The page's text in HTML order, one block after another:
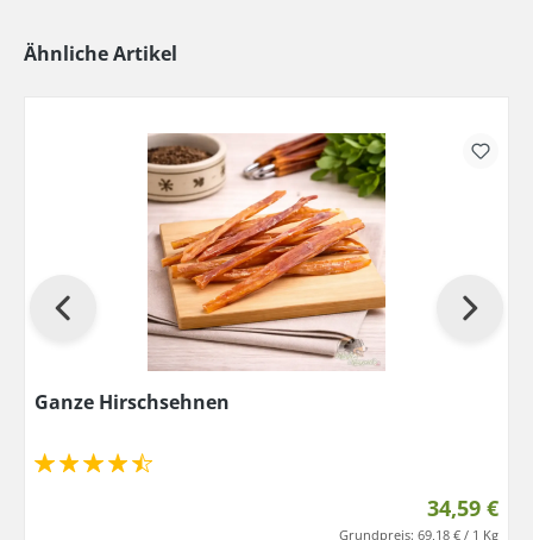
Ähnliche Artikel
Ganze Hirschsehnen
34,59 €
Grundpreis: 69,18 € / 1 Kg